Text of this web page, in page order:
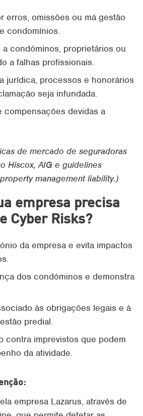
erros, omissões ou má gestão
condomínios.
a condóminos, proprietários ou
a falhas profissionais.
jurídica, processos e honorários
seja infundada.
compensações devidas a
de mercado de seguradoras
Hiscox, AIG e guidelines
management liability.)
empresa precisa
Cyber Risks?
da empresa e evita impactos
dos condóminos e demonstra
às obrigações legais e à
predial.
contra imprevistos que podem
da atividade.
empresa Lazarus, através de